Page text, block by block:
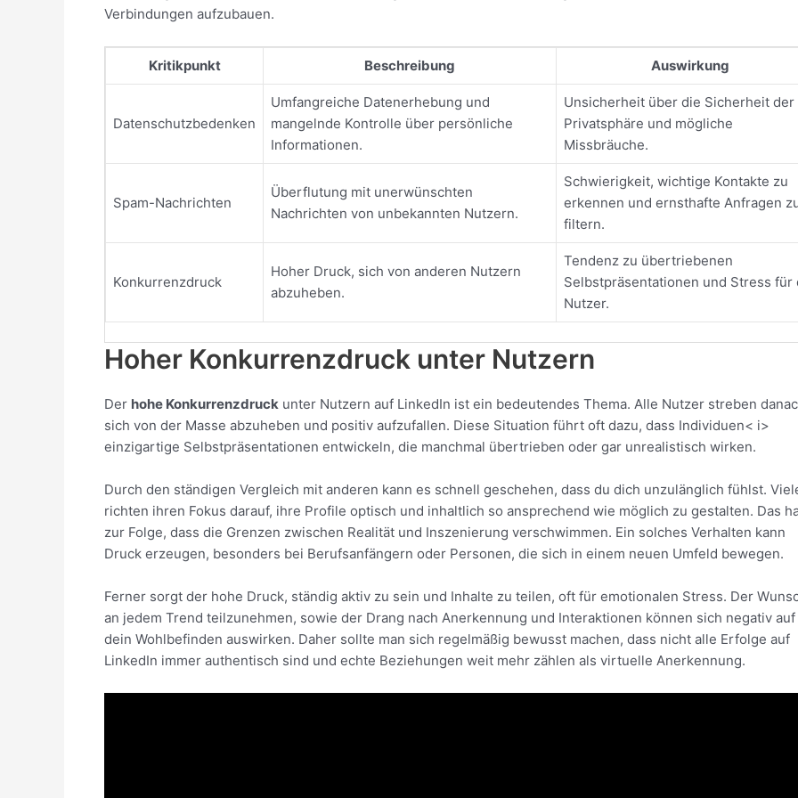
Verbindungen aufzubauen.
Kritikpunkt Beschreibung Auswirkung
Datenschutzbedenken
Umfangreiche Datenerhebung und
mangelnde Kontrolle über persönliche
Informationen.
Unsicherheit über die Sicherheit der
Privatsphäre und mögliche
Missbräuche.
Spam-Nachrichten
Überflutung mit unerwünschten
Nachrichten von unbekannten Nutzern.
Schwierigkeit, wichtige Kontakte zu
erkennen und ernsthafte Anfragen
filtern.
Konkurrenzdruck
Hoher Druck, sich von anderen Nutzern
abzuheben.
Tendenz zu übertriebenen
Selbstpräsentationen und Stress für
Nutzer.
Hoher Konkurrenzdruck unter Nutzern
Der hohe Konkurrenzdruck unter Nutzern auf LinkedIn ist ein bedeutendes Thema. Alle Nutzer streben
sich von der Masse abzuheben und positiv aufzufallen. Diese Situation führt oft dazu, dass Individuen< i>
einzigartige Selbstpräsentationen entwickeln, die manchmal übertrieben oder gar unrealistisch wirken.
Durch den ständigen Vergleich mit anderen kann es schnell geschehen, dass du dich unzulänglich fühlst.
richten ihren Fokus darauf, ihre Profile optisch und inhaltlich so ansprechend wie möglich zu gestalten. Das
zur Folge, dass die Grenzen zwischen Realität und Inszenierung verschwimmen. Ein solches Verhalten kann
Druck erzeugen, besonders bei Berufsanfängern oder Personen, die sich in einem neuen Umfeld bewegen.
Ferner sorgt der hohe Druck, ständig aktiv zu sein und Inhalte zu teilen, oft für emotionalen Stress. Der
an jedem Trend teilzunehmen, sowie der Drang nach Anerkennung und Interaktionen können sich negativ auf
dein Wohlbefinden auswirken. Daher sollte man sich regelmäßig bewusst machen, dass nicht alle Erfolge auf
LinkedIn immer authentisch sind und echte Beziehungen weit mehr zählen als virtuelle Anerkennung.